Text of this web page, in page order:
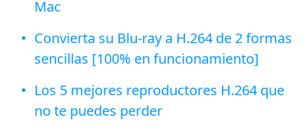
Mac
Convierta su Blu-ray a H.264 de 2 formas
sencillas [100% en funcionamiento]
Los 5 mejores reproductores H.264 que
no te puedes perder